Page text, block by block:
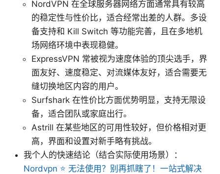
NordVPN 在全球服务器网络方面通常具有较高
的稳定性与性价比，适合经常出差的人群。多设
备支持和 Kill Switch 等功能完善，且在多地机
场网络环境中表现稳健。
ExpressVPN 常被视为速度体验的顶尖选手，界
面友好、速度稳定、对流媒体友好，适合需要无
缝切换地区内容的用户。
Surfshark 在性价比方面优势明显，支持无限设
备，适合团队或家庭出行。
Astrill 在某些地区的可用性较好，但价格相对更
高，界面和设置对新手略有挑战。
我个人的快速结论（结合实际使用场景）：
Nordvpn ⭐ 无法使用？别再抓瞎了！一站式解决